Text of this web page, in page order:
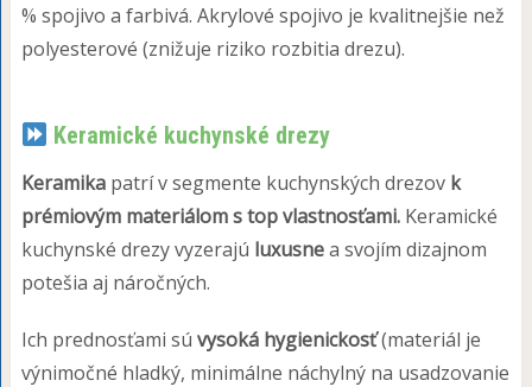
% spojivo a farbivá. Akrylové spojivo je kvalitnejšie než
polyesterové (znižuje riziko rozbitia drezu).
Keramické kuchynské drezy
Keramikapatrí v segmente kuchynských drezovk
prémiovým materiálom s top vlastnosťami.Keramické
kuchynské drezy vyzerajú luxusnea svojím dizajnom
potešia aj náročných.
Ich prednosťami sú vysoká hygienickosť(materiál je
výnimočné hladký, minimálne náchylný na usadzovanie